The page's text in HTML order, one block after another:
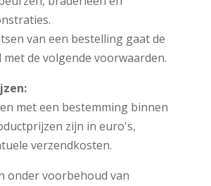
van een bestelling gaat de
de volgende voorwaarden.
met een bestemming binnen
zijn in euro's,
verzendkosten.
onder voorbehoud van